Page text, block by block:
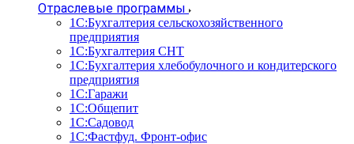
Отраслевые программы
1С:Бухгалтерия сельскохозяйственного
предприятия
1С:Бухгалтерия СНТ
1С:Бухгалтерия хлебобулочного и кондитерского
предприятия
1С:Гаражи
1С:Общепит
1С:Садовод
1С:Фастфуд. Фронт-офис